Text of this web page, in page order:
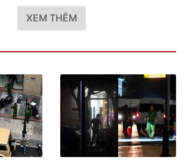
XEM THÊM